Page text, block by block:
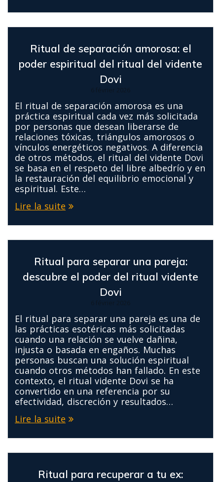
Ritual de separación amorosa: el
poder espiritual del ritual del vidente
Dovi
El ritual de separación amorosa es una
práctica espiritual cada vez más solicitada
por personas que desean liberarse de
relaciones tóxicas, triángulos amorosos o
vínculos energéticos negativos. A diferencia
de otros métodos, el ritual del vidente Dovi
se basa en el respeto del libre albedrío y en
la restauración del equilibrio emocional y
espiritual. Este…
Lire la suite
Ritual para separar una pareja:
descubre el poder del ritual vidente
Dovi
El ritual para separar una pareja es una de
las prácticas esotéricas más solicitadas
cuando una relación se vuelve dañina,
injusta o basada en engaños. Muchas
personas buscan una solución espiritual
cuando otros métodos han fallado. En este
contexto, el ritual vidente Dovi se ha
convertido en una referencia por su
efectividad, discreción y resultados…
Lire la suite
Ritual para recuperar a tu ex: